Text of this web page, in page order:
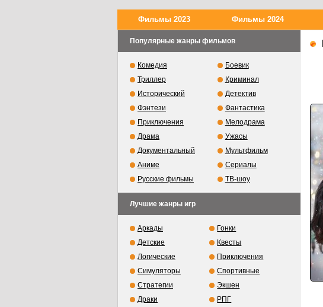
Фильмы 2023 Фильмы 2024
Популярные жанры фильмов
Комедия
Боевик
Триллер
Криминал
Исторический
Детектив
Фэнтези
Фантастика
Приключения
Мелодрама
Драма
Ужасы
Документальный
Мультфильм
Аниме
Сериалы
Русские фильмы
ТВ-шоу
Лучшие жанры игр
Аркады
Гонки
Детские
Квесты
Логические
Приключения
Симуляторы
Спортивные
Стратегии
Экшен
Драки
РПГ